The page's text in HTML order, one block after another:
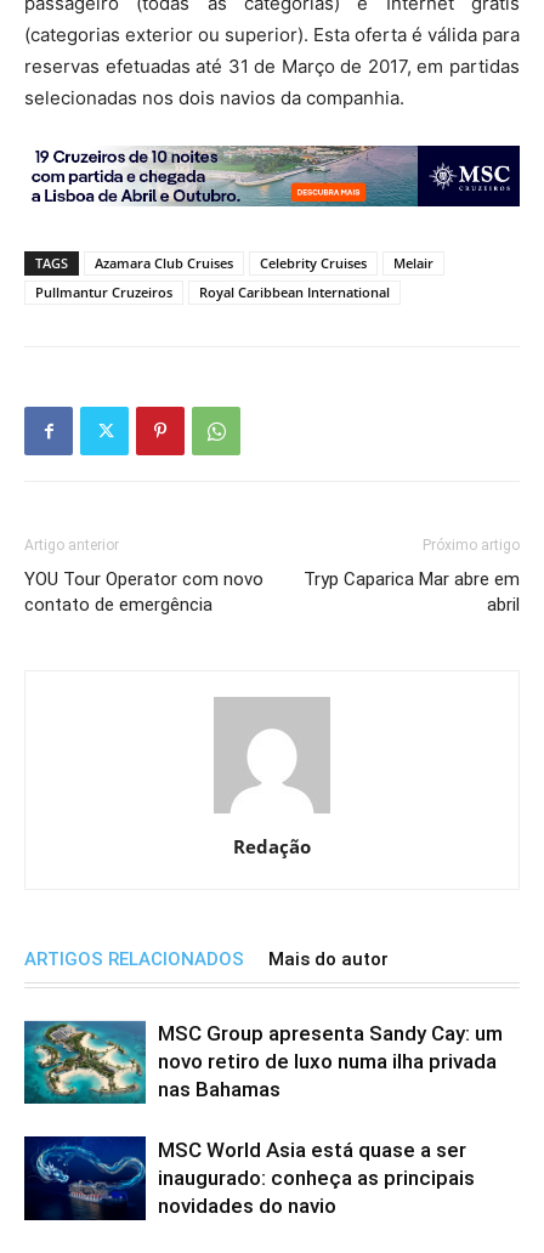
(categorias exterior ou superior). Esta oferta é válida para
reservas efetuadas até 31 de Março de 2017, em partidas
selecionadas nos dois navios da companhia.
TAGS Azamara Club Cruises Celebrity Cruises
Melair
Pullmantur Cruzeiros
Royal Caribbean International
Artigo anterior
YOU Tour Operator com novo
contato de emergência
Próximo artigo
Tryp Caparica Mar abre em
abril
Redação
ARTIGOS RELACIONADOS Mais do autor
MSC Group apresenta Sandy Cay: um
novo retiro de luxo numa ilha privada
nas Bahamas
MSC World Asia está quase a ser
inaugurado: conheça as principais
novidades do navio